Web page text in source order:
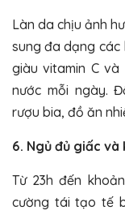
Làn da chịu ảnh
sung đa dạng các
giàu vitamin C
nước mỗi ngày.
rượu bia, đồ ăn
6. Ngủ đủ giấc
Từ 23h đến
cường tái tạo tế